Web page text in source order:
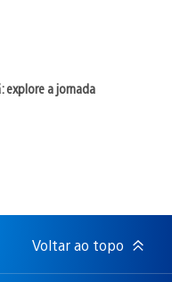
explore a jornada
Voltar ao topo